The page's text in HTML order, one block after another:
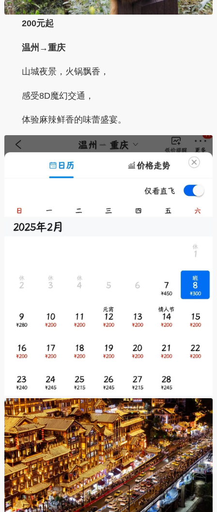
200元起
温州→重庆
山城夜景，火锅飘香，
感受8D魔幻交通，
体验麻辣鲜香的味蕾盛宴。